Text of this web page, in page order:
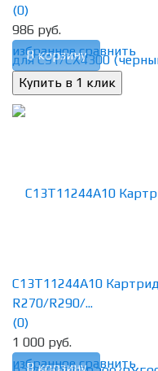
избранное сравнить
(0)
986 руб.
В корзину
избранное сравнить
C13T11244A10
R270/R290/...
(0)
1 000 руб.
В корзину